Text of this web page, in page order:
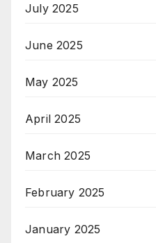
July 2025
June 2025
May 2025
April 2025
March 2025
February 2025
January 2025